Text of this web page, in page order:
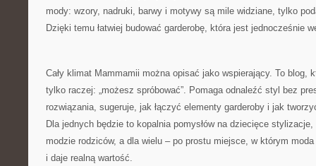
mody: wzory, nadruki, barwy i motywy są mile widziane, tylko
Dzięki temu łatwiej budować garderobę, która jest jednocześnie
Cały klimat Mammamii można opisać jako wspierający. To blog,
tylko raczej: „możesz spróbować”. Pomaga odnaleźć styl bez
rozwiązania, sugeruje, jak łączyć elementy garderoby i jak
Dla jednych będzie to kopalnia pomysłów na dziecięce
modzie rodziców, a dla wielu – po prostu miejsce, w którym
i daje realną wartość.